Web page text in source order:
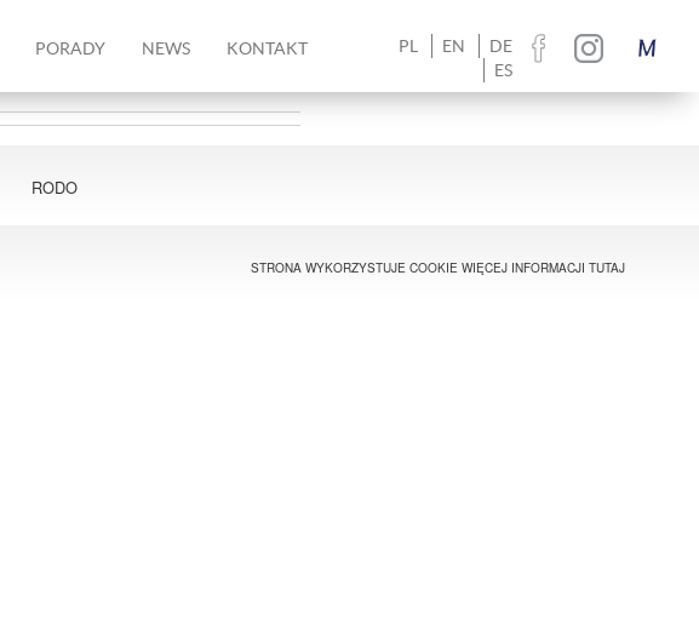
PORADY NEWS KONTAKT PL EN
DE
ES
RODO
STRONA WYKORZYSTUJE COOKIE WIĘCEJ INFORMACJI TUTAJ